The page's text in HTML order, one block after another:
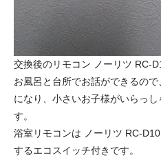
交換後のリモコン ノーリツ RC-
お風呂と台所でお話ができるの
になり、小さいお子様がいらっ
す。
浴室リモコンは ノーリツ RC-
するエコスイッチ付きです。